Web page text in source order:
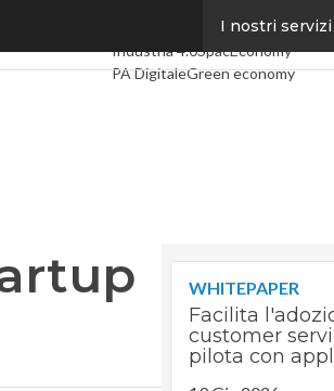
I nostri servizi
Digital Economy
Industria 4.0SpacEconomy
PA DigitaleGreen economy
WHITEPAPER
Facilita
customer
pilota con